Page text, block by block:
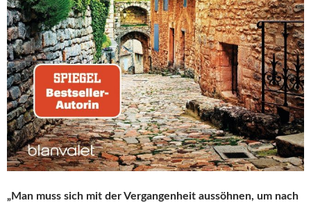
„Man muss sich mit der Vergangenheit aussöhnen, um nach